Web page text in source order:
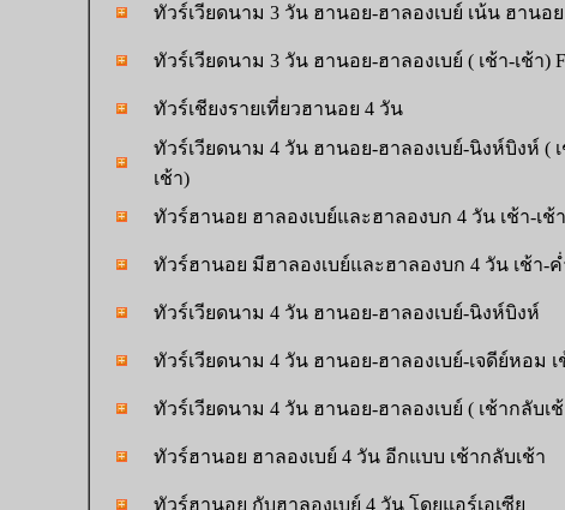
ทัวร์เวียดนาม 3 วัน ฮานอย-ฮาลองเบย์ เน้น ฮานอย
ทัวร์เวียดนาม 3 วัน ฮานอย-ฮาลองเบย์ ( เช้า-เช้า)
ทัวร์เชียงรายเที่ยวฮานอย 4 วัน
ทัวร์เวียดนาม 4 วัน ฮานอย-ฮาลองเบย์-นิงห์บิงห์ (
เช้า)
ทัวร์ฮานอย ฮาลองเบย์และฮาลองบก 4 วัน เช้า-เช้า
ทัวร์ฮานอย มีฮาลองเบย์และฮาลองบก 4 วัน เช้า-
ทัวร์เวียดนาม 4 วัน ฮานอย-ฮาลองเบย์-นิงห์บิงห์
ทัวร์เวียดนาม 4 วัน ฮานอย-ฮาลองเบย์-เจดีย์หอม
ทัวร์เวียดนาม 4 วัน ฮานอย-ฮาลองเบย์ ( เช้ากลับเ
ทัวร์ฮานอย ฮาลองเบย์ 4 วัน อีกแบบ เช้ากลับเช้า
ทัวร์ฮานอย กับฮาลองเบย์ 4 วัน โดยแอร์เอเซีย